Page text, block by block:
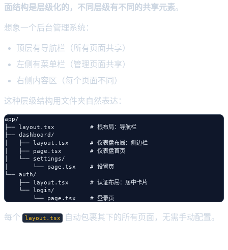
面结构是层级化的，不同层级有不同的共享元素。
想象一个后台管理系统：
顶层有导航栏（所有页面共享）
左侧有菜单栏（管理页面共享）
右侧内容区（每个页面不同）
这种层级结构用文件夹自然表达：
app/
├── layout.tsx          # 根布局：导航栏
├── dashboard/
│   ├── layout.tsx      # 仪表盘布局：侧边栏
│   ├── page.tsx        # 仪表盘首页
│   └── settings/
│       └── page.tsx    # 设置页
└── auth/
    ├── layout.tsx      # 认证布局：居中卡片
    └── login/
每个 layout.tsx 自动包裹其下的所有页面，无需手动配置。